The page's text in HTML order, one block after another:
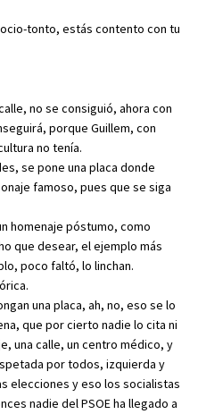
tonto, estás contento con tu
no se consiguió, ahora con
porque Guillem, con
no tenía.
se pone una placa donde
famoso, pues que se siga
homenaje póstumo, como
que desear, el ejemplo más
poco faltó, lo linchan.
una placa, ah, no, eso se lo
que por cierto nadie lo cita ni
una calle, un centro médico, y
por todos, izquierda y
elecciones y eso los socialistas
nadie del PSOE ha llegado a